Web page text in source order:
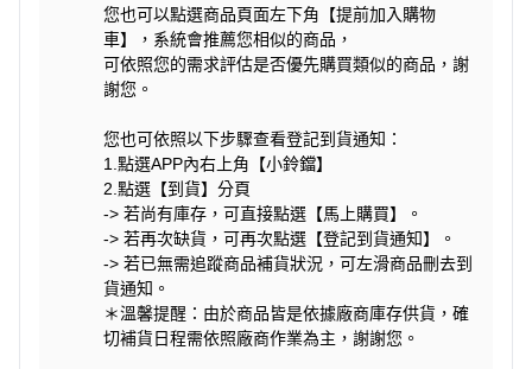
您也可以點選商品頁面左下角【提前加入購物
車】，系統會推薦您相似的商品，
可依照您的需求評估是否優先購買類似的商品，謝
謝您。
您也可依照以下步驟查看登記到貨通知：
1.點選APP內右上角【小鈴鐺】
2.點選【到貨】分頁
-> 若尚有庫存，可直接點選【馬上購買】。
-> 若再次缺貨，可再次點選【登記到貨通知】。
-> 若已無需追蹤商品補貨狀況，可左滑商品刪去到
貨通知。
＊溫馨提醒：由於商品皆是依據廠商庫存供貨，確
切補貨日程需依照廠商作業為主，謝謝您。